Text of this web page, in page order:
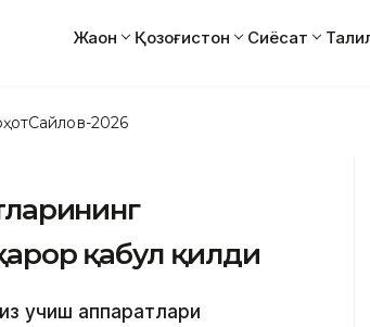
Жаҳон Қозоғистон Сиёсат
Сайлов-2026
қабул қилди
учиш аппаратлари